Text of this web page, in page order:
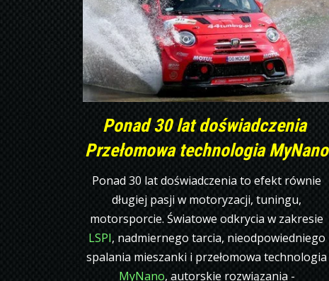
Ponad 30 lat doświadczenia
Przełomowa technologia MyNano
Ponad 30 lat doświadczenia to efekt równie
długiej pasji w motoryzacji, tuningu,
motorsporcie. Światowe odkrycia w zakresie
LSPI, nadmiernego tarcia, nieodpowiedniego
spalania mieszanki i przełomowa technologia
MyNano, autorskie rozwiązania -